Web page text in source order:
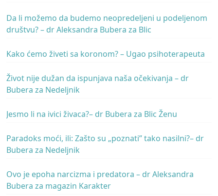
Da li možemo da budemo neopredeljeni u podeljenom
društvu? – dr Aleksandra Bubera za Blic
Kako ćemo živeti sa koronom? – Ugao psihoterapeuta
Život nije dužan da ispunjava naša očekivanja – dr
Bubera za Nedeljnik
Jesmo li na ivici živaca?– dr Bubera za Blic Ženu
Paradoks moći, ili: Zašto su „poznati” tako nasilni?– dr
Bubera za Nedeljnik
Ovo je epoha narcizma i predatora – dr Aleksandra
Bubera za magazin Karakter